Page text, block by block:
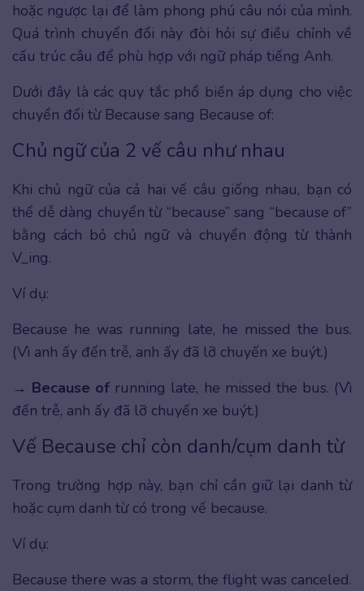
hoặc ngược lại để làm phong phú câu nói của mình.
Quá trình chuyển đổi này đòi hỏi sự điều chỉnh về
cấu trúc câu để phù hợp với ngữ pháp tiếng Anh.
Dưới đây là các quy tắc phổ biến áp dụng cho việc
chuyển đổi từ Because sang Because of:
Chủ ngữ của 2 vế câu như nhau
Khi chủ ngữ của cả hai vế câu giống nhau, bạn có
thể dễ dàng chuyển từ “because” sang “because of”
bằng cách bỏ chủ ngữ và chuyển động từ thành
V_ing.
Ví dụ:
Because he was running late, he missed the bus.
(Vì anh ấy đến trễ, anh ấy đã lỡ chuyến xe buýt.)
→ Because of running late, he missed the bus. (Vì
đến trễ, anh ấy đã lỡ chuyến xe buýt.)
Vế Because chỉ còn danh/cụm danh từ
Trong trường hợp này, bạn chỉ cần giữ lại danh từ
hoặc cụm danh từ có trong vế because.
Ví dụ:
Because there was a storm, the flight was canceled.